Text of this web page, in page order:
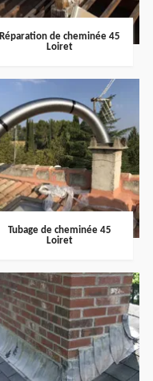
Réparation de cheminée 45
Loiret
Tubage de cheminée 45
Loiret